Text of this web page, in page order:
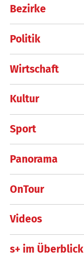
Bezirke
Politik
Wirtschaft
Kultur
Sport
Panorama
OnTour
Videos
s+ im Überblick